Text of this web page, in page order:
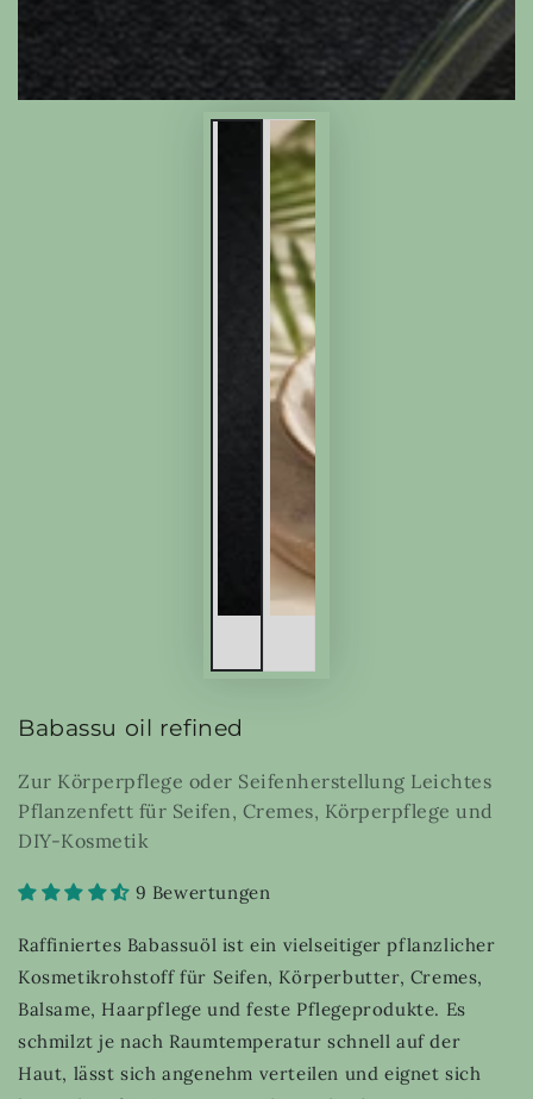
Babassu oil refined
Zur Körperpflege oder Seifenherstellung Leichtes
Pflanzenfett für Seifen, Cremes, Körperpflege und
DIY-Kosmetik
9 Bewertungen
Raffiniertes Babassuöl ist ein vielseitiger pflanzlicher
Kosmetikrohstoff für Seifen, Körperbutter, Cremes,
Balsame, Haarpflege und feste Pflegeprodukte. Es
schmilzt je nach Raumtemperatur schnell auf der
Haut, lässt sich angenehm verteilen und eignet sich